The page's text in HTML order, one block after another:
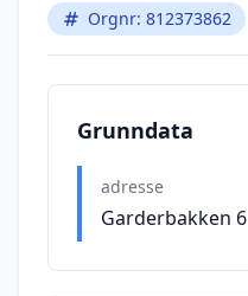
Orgnr: 812373862
Grunndata
adresse
Garderbakken 6